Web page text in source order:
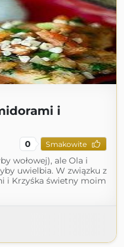
i
0 Smakowite
wołowej), ale Ola i
uwielbia. W związku z
i Krzyśka świetny moim